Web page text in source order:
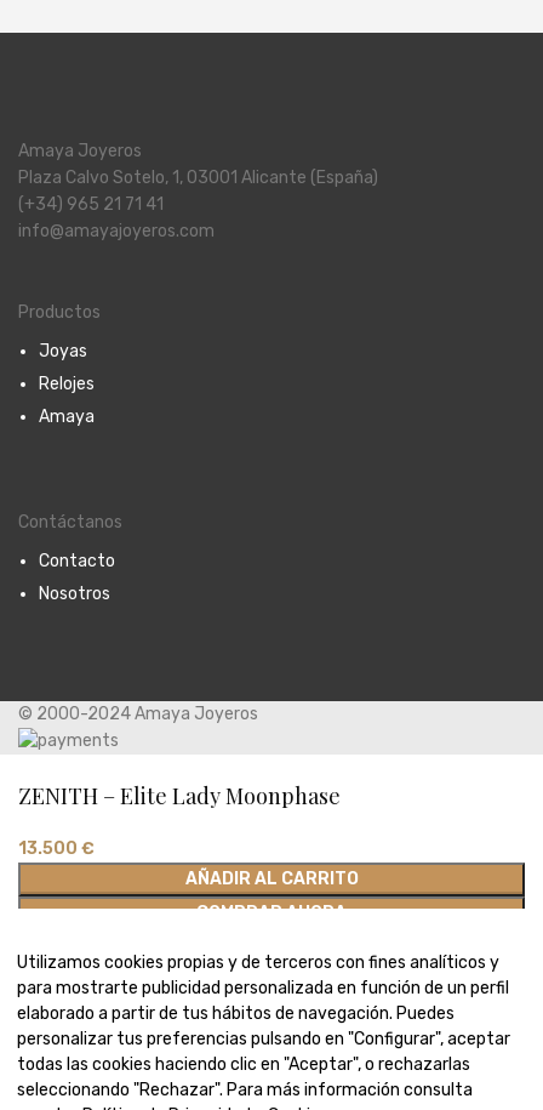
Amaya Joyeros
Plaza Calvo Sotelo, 1, 03001 Alicante (España)
(+34) 965 21 71 41
info@amayajoyeros.com
Productos
Joyas
Relojes
Amaya
Contáctanos
Contacto
Nosotros
© 2000-2024 Amaya Joyeros
ZENITH – Elite Lady Moonphase
13.500 €
AÑADIR AL CARRITO
COMPRAR AHORA
Tienda
Lista de deseos
Utilizamos cookies propias y de terceros con fines analíticos y
para mostrarte publicidad personalizada en función de un perfil
elaborado a partir de tus hábitos de navegación. Puedes
personalizar tus preferencias pulsando en "Configurar", aceptar
todas las cookies haciendo clic en "Aceptar", o rechazarlas
seleccionando "Rechazar". Para más información consulta